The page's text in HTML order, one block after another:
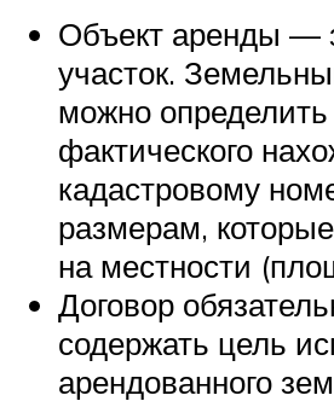
Объект аренды —
участок.
можно определить
фактического
кадастровому
размерам,
на местности
Договор
содержать цель
арендованного